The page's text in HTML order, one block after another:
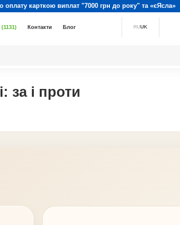
оплату карткою виплат "7000 грн до року" та «єЯсла»
(1131) Контакти Блог RUUK
за і проти